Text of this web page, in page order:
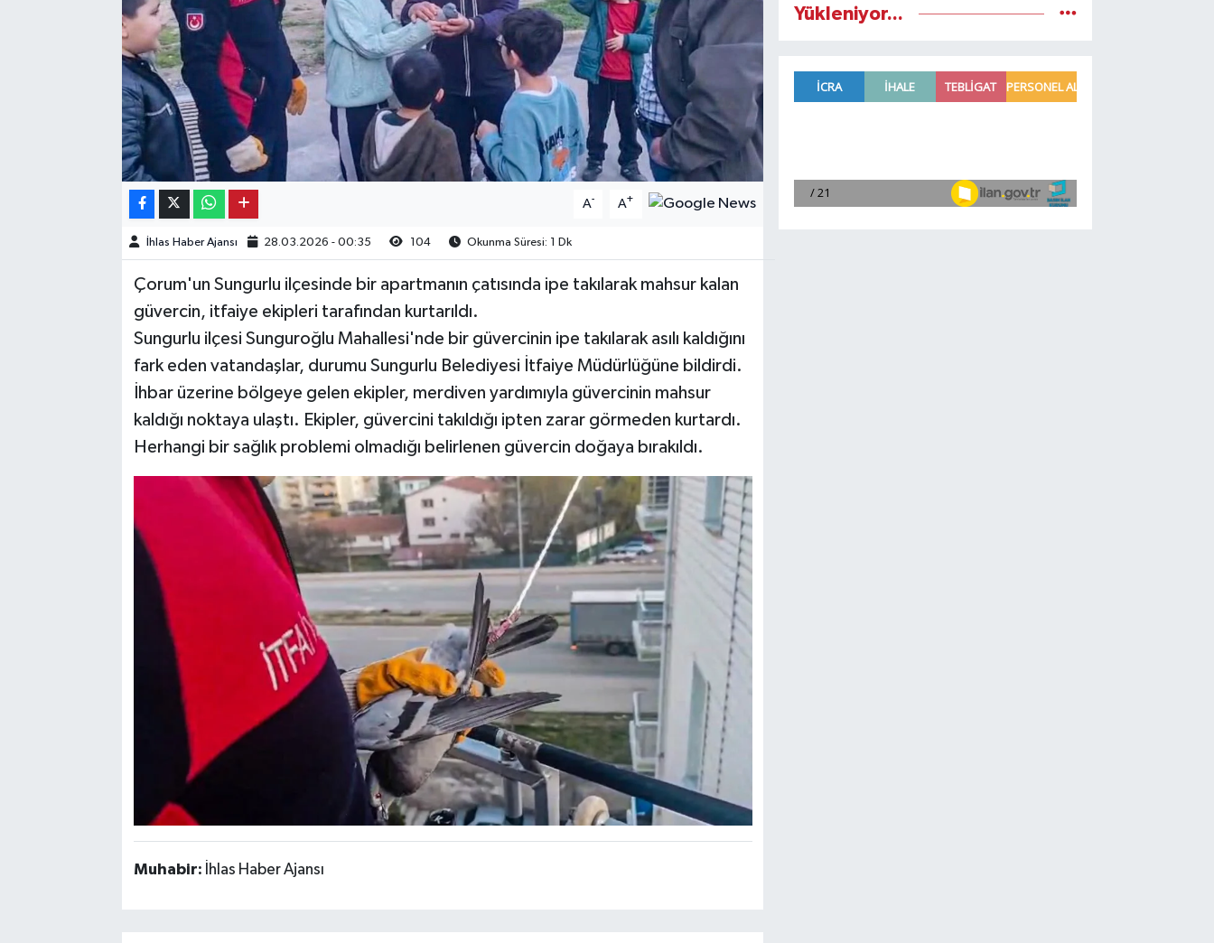
A- A+
İhlas Haber Ajansı 28.03.2026 - 00:35 104 Okunma Süresi: 1 Dk
Çorum'un Sungurlu ilçesinde bir apartmanın çatısında ipe takılarak mahsur kalan
güvercin, itfaiye ekipleri tarafından kurtarıldı.
Sungurlu ilçesi Sunguroğlu Mahallesi'nde bir güvercinin ipe takılarak asılı kaldığını
fark eden vatandaşlar, durumu Sungurlu Belediyesi İtfaiye Müdürlüğüne bildirdi.
İhbar üzerine bölgeye gelen ekipler, merdiven yardımıyla güvercinin mahsur
kaldığı noktaya ulaştı. Ekipler, güvercini takıldığı ipten zarar görmeden kurtardı.
Herhangi bir sağlık problemi olmadığı belirlenen güvercin doğaya bırakıldı.
Muhabir: İhlas Haber Ajansı
Yükleniyor...
Osmancık